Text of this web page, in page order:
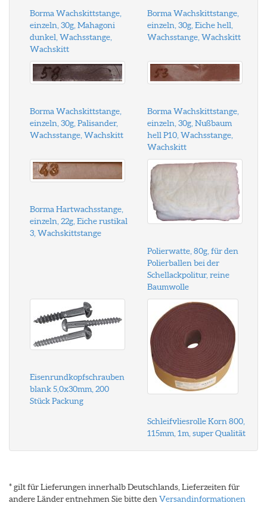
Borma Wachskittstange,
einzeln, 30g, Mahagoni
dunkel, Wachsstange,
Wachskitt
Borma Wachskittstange,
einzeln, 30g, Eiche hell,
Wachsstange, Wachskitt
Borma Wachskittstange,
einzeln, 30g, Palisander,
Wachsstange, Wachskitt
Borma Wachskittstange,
einzeln, 30g, Nußbaum
hell P10, Wachsstange,
Wachskitt
Borma Hartwachsstange,
einzeln, 22g, Eiche rustikal
3, Wachskittstange
Polierwatte, 80g, für den
Polierballen bei der
Schellackpolitur, reine
Baumwolle
Eisenrundkopfschrauben
blank 5,0x30mm, 200
Stück Packung
Schleifvliesrolle Korn 800,
115mm, 1m, super Qualität
* gilt für Lieferungen innerhalb Deutschlands, Lieferzeiten für
andere Länder entnehmen Sie bitte den Versandinformationen